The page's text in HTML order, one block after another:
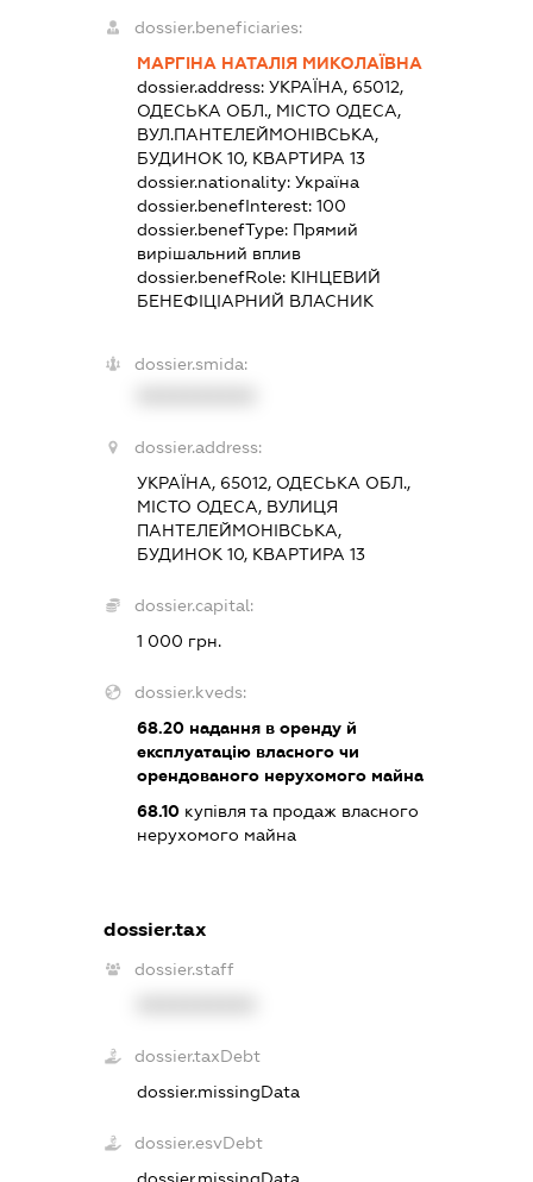
dossier.beneficiaries:
МАРГІНА НАТАЛІЯ МИКОЛАЇВНА
dossier.address:УКРАЇНА, 65012,
ОДЕСЬКА ОБЛ., МІСТО ОДЕСА,
ВУЛ.ПАНТЕЛЕЙМОНІВСЬКА,
БУДИНОК 10, КВАРТИРА 13
dossier.nationality:Україна
dossier.benefInterest:100
dossier.benefType: Прямий
вирішальний вплив
dossier.benefRole: КІНЦЕВИЙ
БЕНЕФІЦІАРНИЙ ВЛАСНИК
dossier.smida:
dossier.address:
УКРАЇНА, 65012, ОДЕСЬКА ОБЛ.,
МІСТО ОДЕСА, ВУЛИЦЯ
ПАНТЕЛЕЙМОНІВСЬКА,
БУДИНОК 10, КВАРТИРА 13
dossier.capital:
1 000 грн.
dossier.kveds:
68.20 надання в оренду й
експлуатацію власного чи
орендованого нерухомого майна
68.10 купівля та продаж власного
нерухомого майна
dossier.tax
dossier.staff
dossier.taxDebt
dossier.missingData
dossier.esvDebt